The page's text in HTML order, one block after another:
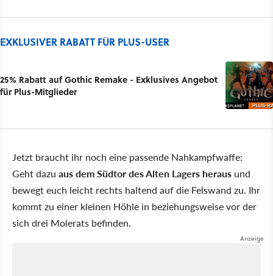
EXKLUSIVER RABATT FÜR PLUS-USER
25% Rabatt auf Gothic Remake - Exklusives Angebot
für Plus-Mitglieder
Jetzt braucht ihr noch eine passende Nahkampfwaffe:
Geht dazu aus dem Südtor des Alten Lagers heraus und
bewegt euch leicht rechts haltend auf die Felswand zu. Ihr
kommt zu einer kleinen Höhle in beziehungsweise vor der
sich drei Molerats befinden.